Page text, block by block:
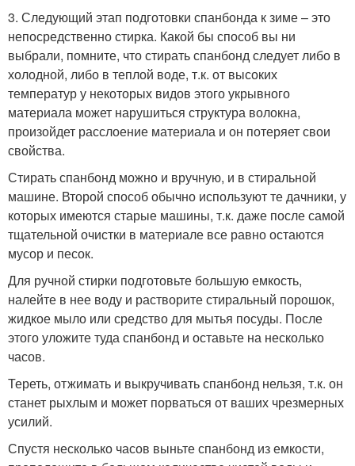
3. Следующий этап подготовки спанбонда к зиме – это
непосредственно стирка. Какой бы способ вы ни
выбрали, помните, что стирать спанбонд следует либо в
холодной, либо в теплой воде, т.к. от высоких
температур у некоторых видов этого укрывного
материала может нарушиться структура волокна,
произойдет расслоение материала и он потеряет свои
свойства.
Стирать спанбонд можно и вручную, и в стиральной
машине. Второй способ обычно используют те дачники, у
которых имеются старые машины, т.к. даже после самой
тщательной очистки в материале все равно остаются
мусор и песок.
Для ручной стирки подготовьте большую емкость,
налейте в нее воду и растворите стиральный порошок,
жидкое мыло или средство для мытья посуды. После
этого уложите туда спанбонд и оставьте на несколько
часов.
Тереть, отжимать и выкручивать спанбонд нельзя, т.к. он
станет рыхлым и может порваться от ваших чрезмерных
усилий.
Спустя несколько часов выньте спанбонд из емкости,